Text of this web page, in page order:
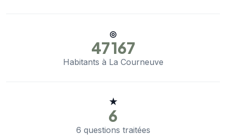
◎
47 167
Habitants à La Courneuve
★
6
6 questions traitées